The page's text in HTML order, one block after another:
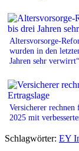
Altersvorsorge-
wurden in den
Jahren sehr verwirrt“
Versicherer rechnen
2025 mit
Schlagwörter: EY